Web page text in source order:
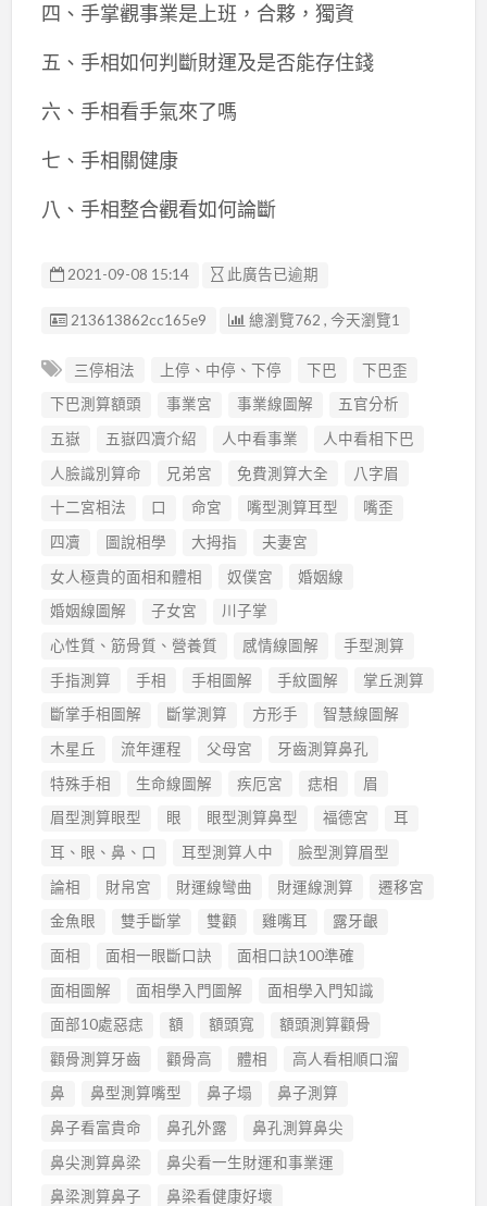
四、手掌觀事業是上班，合夥，獨資
五、手相如何判斷財運及是否能存住錢
六、手相看手氣來了嗎
七、手相關健康
八、手相整合觀看如何論斷
2021-09-08 15:14 此廣告已逾期
廣告编號
213613862cc165e9 總瀏覽762 , 今天瀏覽1
三停相法 上停、中停、下停 下巴
下巴歪
下巴測算額頭
事業宮 事業線圖解
五官分析
五嶽
五嶽四凟介紹 人中看事業
人中看相下巴
人臉識別算命
兄弟宮 免費測算大全
八字眉
十二宮相法
口 命宮 嘴型測算耳型
嘴歪
四凟
圖說相學 大拇指
夫妻宮
女人極貴的面相和體相
奴僕宮
婚姻線
婚姻線圖解
子女宮
川子掌
心性質、筋骨質、營養質
感情線圖解
手型測算
手指測算
手相 手相圖解 手紋圖解
掌丘測算
斷掌手相圖解
斷掌測算 方形手
智慧線圖解
木星丘
流年運程 父母宮
牙齒測算鼻孔
特殊手相
生命線圖解 疾厄宮 痣相
眉
眉型測算眼型
眼 眼型測算鼻型 福德宮
耳
耳、眼、鼻、口
耳型測算人中
臉型測算眉型
論相
財帛宮 財運線彎曲 財運線測算
遷移宮
金魚眼
雙手斷掌 雙顴 雞嘴耳
露牙齦
面相
面相一眼斷口訣
面相口訣100準確
面相圖解
面相學入門圖解
面相學入門知識
面部10處惡痣
額 額頭寬
額頭測算顴骨
顴骨測算牙齒
顴骨高 體相
高人看相順口溜
鼻
鼻型測算嘴型 鼻子塌
鼻子測算
鼻子看富貴命
鼻孔外露
鼻孔測算鼻尖
鼻尖測算鼻梁
鼻尖看一生財運和事業運
鼻梁測算鼻子
鼻梁看健康好壞